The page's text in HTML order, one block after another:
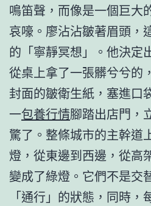
鳴笛聲，而像是一個巨大
哀嚎。廖沾沾皺著眉頭，
的「寧靜冥想」。他決定
從桌上拿了一張髒兮兮的
封面的皺衛生紙，塞進口
一包養行情腳踏出店門，
驚了。整條城市的主幹道
燈，從東邊到西邊，從高
變成了綠燈。它們不是交
「通行」的狀態，同時